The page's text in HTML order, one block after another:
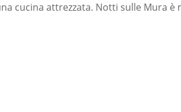
cucina attrezzata. Notti sulle Mura